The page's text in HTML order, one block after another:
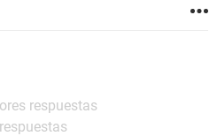
respuestas